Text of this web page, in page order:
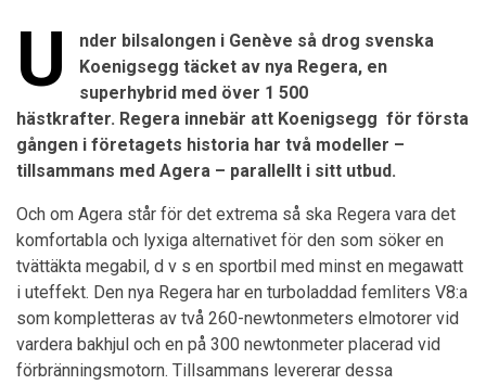
SHOPPINGGUIDEN*
MÄKLARGUIDEN
HOOM XTRA
TÄVLINGAR
U
nder bilsalongen i Genève så drog svenska
Koenigsegg täcket av nya Regera, en
superhybrid med över 1 500
hästkrafter. Regera innebär att Koenigsegg för första
gången i företagets historia har två modeller –
tillsammans med Agera – parallellt i sitt utbud.
Och om Agera står för det extrema så ska Regera vara det
komfortabla och lyxiga alternativet för den som söker en
tvättäkta megabil, d v s en sportbil med minst en megawatt
i uteffekt. Den nya Regera har en turboladdad femliters V8:a
som kompletteras av två 260-newtonmeters elmotorer vid
vardera bakhjul och en på 300 newtonmeter placerad vid
förbränningsmotorn. Tillsammans levererar dessa